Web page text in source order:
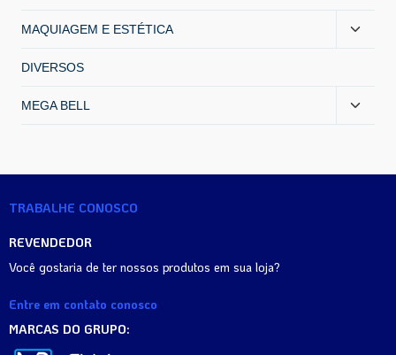
MAQUIAGEM E ESTÉTICA
DIVERSOS
MEGA BELL
TRABALHE CONOSCO
REVENDEDOR
Você gostaria de ter nossos produtos em sua loja?
Entre em contato conosco
MARCAS DO GRUPO: